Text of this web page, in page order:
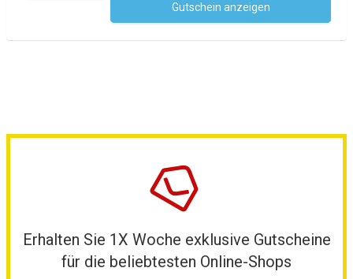
Gutschein anzeigen
Erhalten Sie 1X Woche exklusive Gutscheine
für die beliebtesten Online-Shops